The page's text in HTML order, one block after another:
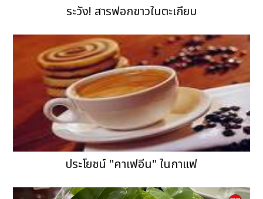
ระวัง! สารฟอกขาวในตะเกียบ
ประโยชน์ "คาเฟอีน" ในกาแฟ